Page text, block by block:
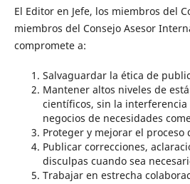
El Editor en Jefe, los miembros del
miembros del Consejo Asesor
compromete a:
Salvaguardar la ética de
Mantener altos niveles de
científicos, sin la interferencia
negocios de necesidades
Proteger y mejorar el proceso
Publicar correcciones,
disculpas cuando sea
Trabajar en estrecha